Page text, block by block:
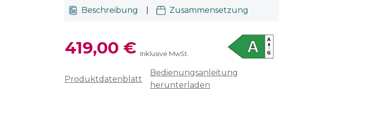
Beschreibung Zusammensetzung
419,00 € Inklusive MwSt.
Produktdatenblatt
Bedienungsanleitung
herunterladen